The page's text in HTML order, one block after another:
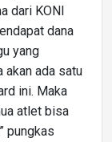
dari KONI
dana
yang
akan ada satu
ini. Maka
atlet bisa
pungkas